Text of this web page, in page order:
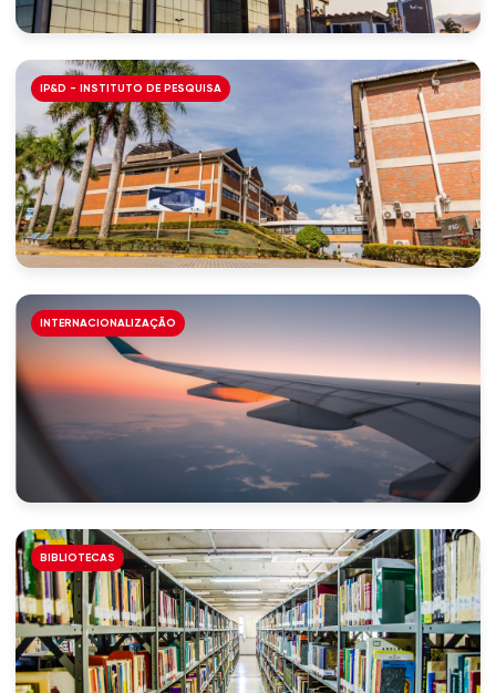
IP&D - INSTITUTO DE PESQUISA
INTERNACIONALIZAÇÃO
BIBLIOTECAS